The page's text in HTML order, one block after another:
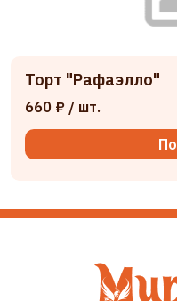
Торт "Рафаэлло"
660 ₽ / шт.